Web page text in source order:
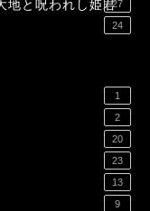
地と呪われし姫君27
24
1
2
20
23
13
9